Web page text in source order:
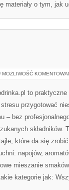
materiały o tym, jak
MOŻLIWOŚĆ
to
stresu przygotować
– bez
składników.
które da się
napojów,
mieszanie
kategorie jak: